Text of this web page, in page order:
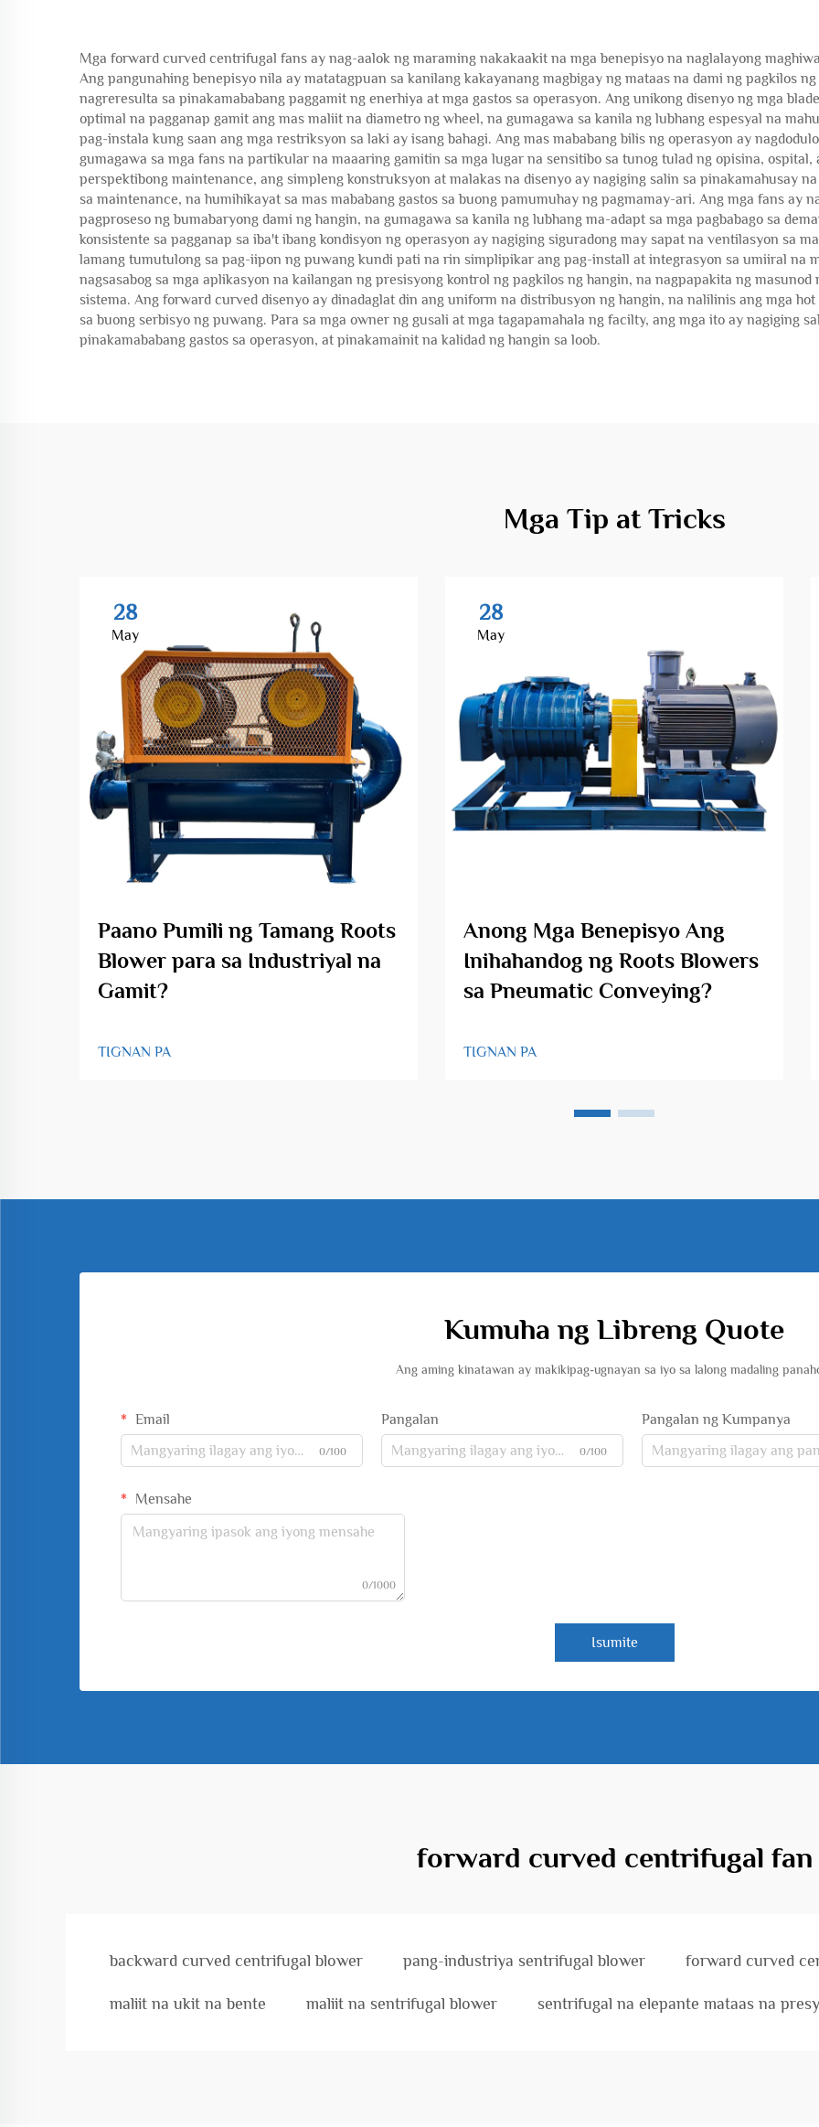
Mga forward curved centrifugal fans ay nag-aalok ng maraming nakakaakit na mga benepisyo na naglalayong
Ang pangunahing benepisyo nila ay matatagpuan sa kanilang kakayanang magbigay ng mataas na dami ng pagkilos
nagreresulta sa pinakamababang paggamit ng enerhiya at mga gastos sa operasyon. Ang unikong disenyo ng mga
optimal na pagganap gamit ang mas maliit na diametro ng wheel, na gumagawa sa kanila ng lubhang espesyal na
pag-instala kung saan ang mga restriksyon sa laki ay isang bahagi. Ang mas mababang bilis ng operasyon ay
gumagawa sa mga fans na partikular na maaaring gamitin sa mga lugar na sensitibo sa tunog tulad ng opisina,
perspektibong maintenance, ang simpleng konstruksyon at malakas na disenyo ay nagiging salin sa pinakamahusay
sa maintenance, na humihikayat sa mas mababang gastos sa buong pamumuhay ng pagmamay-ari. Ang mga fans ay
pagproseso ng bumabaryong dami ng hangin, na gumagawa sa kanila ng lubhang ma-adapt sa mga pagbabago sa
konsistente sa pagganap sa iba't ibang kondisyon ng operasyon ay nagiging siguradong may sapat na ventilasyon sa
lamang tumutulong sa pag-iipon ng puwang kundi pati na rin simplipikar ang pag-install at integrasyon sa umiiral na
nagsasabog sa mga aplikasyon na kailangan ng presisyong kontrol ng pagkilos ng hangin, na nagpapakita ng
sistema. Ang forward curved disenyo ay dinadaglat din ang uniform na distribusyon ng hangin, na nalilinis ang mga
sa buong serbisyo ng puwang. Para sa mga owner ng gusali at mga tagapamahala ng facilty, ang mga ito ay nagiging
pinakamababang gastos sa operasyon, at pinakamainit na kalidad ng hangin sa loob.
Mga Tip at Tricks
28
May
Paano Pumili ng Tamang Roots
Blower para sa Industriyal na
Gamit?
TIGNAN PA
28
May
Anong Mga Benepisyo Ang
Inihahandog ng Roots Blowers
sa Pneumatic Conveying?
TIGNAN PA
Kumuha ng Libreng Quote
Ang aming kinatawan ay makikipag-ugnayan sa iyo sa lalong madaling
Email
0/100
Pangalan
0/100
Pangalan ng Kumpanya
Mensahe
0/1000
Isumite
forward curved centrifugal fan
backward curved centrifugal blower pang-industriya sentrifugal blower forward curved
maliit na ukit na bente maliit na sentrifugal blower sentrifugal na elepante mataas na